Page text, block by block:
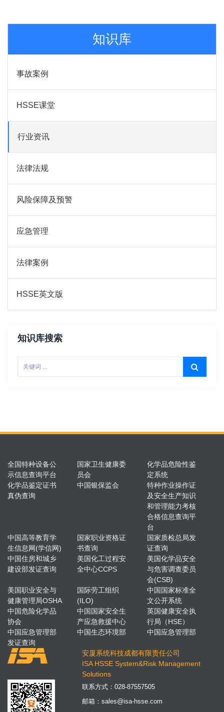
知识库
事故案例
HSSE课堂
行业资讯
法律法规
风险保障及预警
应急管理
法律案例
HSSE英文版
知识库搜索
全国特种设备公
示信息查询平台
国家卫生健康委
员会
化学品危险性鉴
定系统
化学品鉴定证书
真伪查询
中国银保监会
特种作业操作证
及安全生产知识
和管理能力考核
合格信息查询平
台
中国高等教育学
生信息网(学信网)
国家职业资格证
书查询
国家质检总局发
证查询
中国住房和城乡
建设部发证查询
美国化工过程安
全中心CCPS
美国化学品安全
与危害调查委员
会(CSB)
美国职业安全与
健康管理局OSHA
国际劳工组织
(ILO)
中国国家标准全
文公开系统
中国危险化学品
协会
中国国家安全生
产应急救援中心
英国健康安全执
行局（HSE）
中国应急管理部
发证查询
中国生态环境部 中国应急管理部
安厦系统科技成都有限责任公司
ISA HSSE System&Risk Management
Solutions
联系方式：028-87557505
邮箱：sales@isa-hsse.com